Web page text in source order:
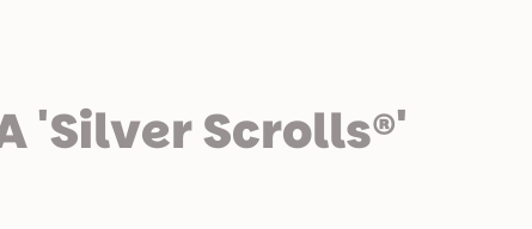
'Silver Scrolls®'